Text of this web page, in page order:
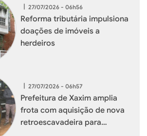
| 27/07/2026 - 06h56
Reforma tributária impulsiona
doações de imóveis a
herdeiros
| 27/07/2026 - 06h57
Prefeitura de Xaxim amplia
frota com aquisição de nova
retroescavadeira para